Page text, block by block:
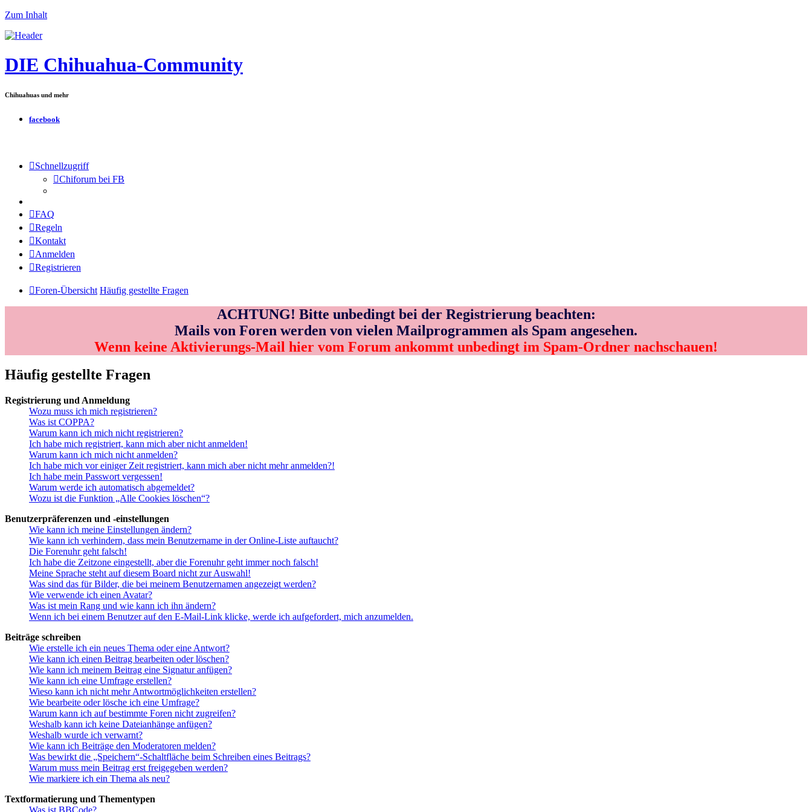
Zum Inhalt
DIE Chihuahua-Community
Chihuahuas und mehr
facebook
Schnellzugriff
Chiforum bei FB
FAQ
Regeln
Kontakt
Anmelden
Registrieren
Foren-Übersicht Häufig gestellte Fragen
ACHTUNG! Bitte unbedingt bei der Registrierung beachten:
Mails von Foren werden von vielen Mailprogrammen als Spam angesehen.
Wenn keine Aktivierungs-Mail hier vom Forum ankommt unbedingt im Spam-Ordner nachschauen!
Häufig gestellte Fragen
Registrierung und Anmeldung
Wozu muss ich mich registrieren?
Was ist COPPA?
Warum kann ich mich nicht registrieren?
Ich habe mich registriert, kann mich aber nicht anmelden!
Warum kann ich mich nicht anmelden?
Ich habe mich vor einiger Zeit registriert, kann mich aber nicht mehr anmelden?!
Ich habe mein Passwort vergessen!
Warum werde ich automatisch abgemeldet?
Wozu ist die Funktion „Alle Cookies löschen“?
Benutzerpräferenzen und -einstellungen
Wie kann ich meine Einstellungen ändern?
Wie kann ich verhindern, dass mein Benutzername in der Online-Liste auftaucht?
Die Forenuhr geht falsch!
Ich habe die Zeitzone eingestellt, aber die Forenuhr geht immer noch falsch!
Meine Sprache steht auf diesem Board nicht zur Auswahl!
Was sind das für Bilder, die bei meinem Benutzernamen angezeigt werden?
Wie verwende ich einen Avatar?
Was ist mein Rang und wie kann ich ihn ändern?
Wenn ich bei einem Benutzer auf den E-Mail-Link klicke, werde ich aufgefordert, mich anzumelden.
Beiträge schreiben
Wie erstelle ich ein neues Thema oder eine Antwort?
Wie kann ich einen Beitrag bearbeiten oder löschen?
Wie kann ich meinem Beitrag eine Signatur anfügen?
Wie kann ich eine Umfrage erstellen?
Wieso kann ich nicht mehr Antwortmöglichkeiten erstellen?
Wie bearbeite oder lösche ich eine Umfrage?
Warum kann ich auf bestimmte Foren nicht zugreifen?
Weshalb kann ich keine Dateianhänge anfügen?
Weshalb wurde ich verwarnt?
Wie kann ich Beiträge den Moderatoren melden?
Was bewirkt die „Speichern“-Schaltfläche beim Schreiben eines Beitrags?
Warum muss mein Beitrag erst freigegeben werden?
Wie markiere ich ein Thema als neu?
Textformatierung und Thementypen